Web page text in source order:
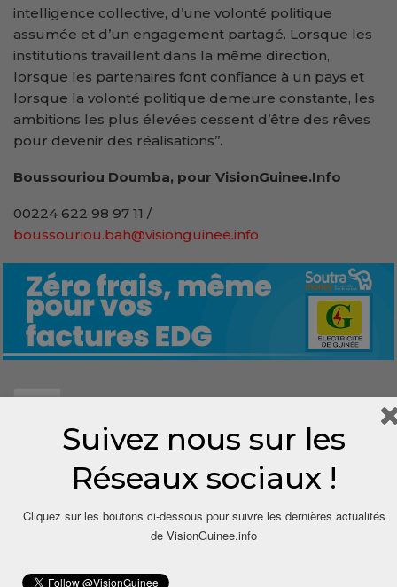
intelligence collective, d’une volonté politique
assumée et d’un engagement partagé. Lorsque les
institutions travaillent dans la même direction,
lorsque les partenaires font confiance à un pays et
lorsque la volonté politique demeure constante, les
ambitions les plus élevées cessent d’être des rêves
pour devenir des réalisations’’.
Boussouriou Doumba, pour VisionGuinee.Info
00224 622 98 97 11 /
boussouriou.bah@visionguinee.info
Suivez nous sur les
Réseaux sociaux !
Cliquez sur les boutons ci-dessous pour suivre les dernières actualités
de VisionGuinee.info